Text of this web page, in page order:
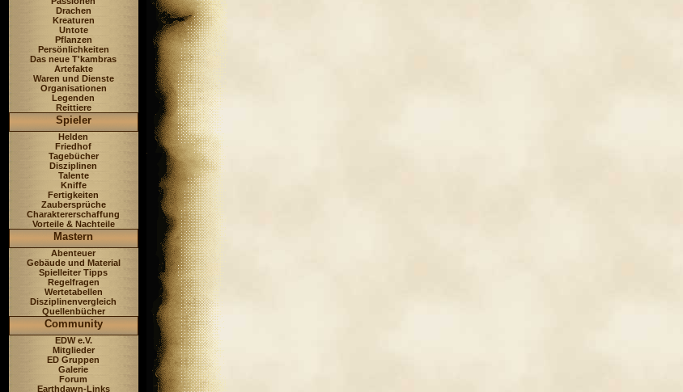
Drachen
Kreaturen
Untote
Pflanzen
Persönlichkeiten
Das neue T'kambras
Artefakte
Waren und Dienste
Organisationen
Legenden
Reittiere
Spieler
Helden
Friedhof
Tagebücher
Disziplinen
Talente
Kniffe
Fertigkeiten
Zaubersprüche
Charaktererschaffung
Vorteile & Nachteile
Mastern
Abenteuer
Gebäude und Material
Spielleiter Tipps
Regelfragen
Wertetabellen
Disziplinenvergleich
Quellenbücher
Community
EDW e.V.
Mitglieder
ED Gruppen
Galerie
Forum
Earthdawn-Links